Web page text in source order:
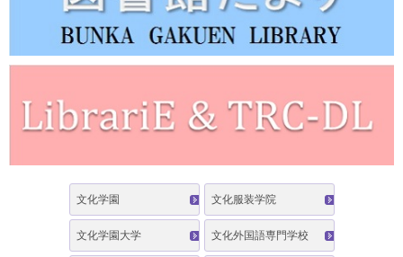
文化学園 文化服装学院
文化学園大学 文化外国語専門学校